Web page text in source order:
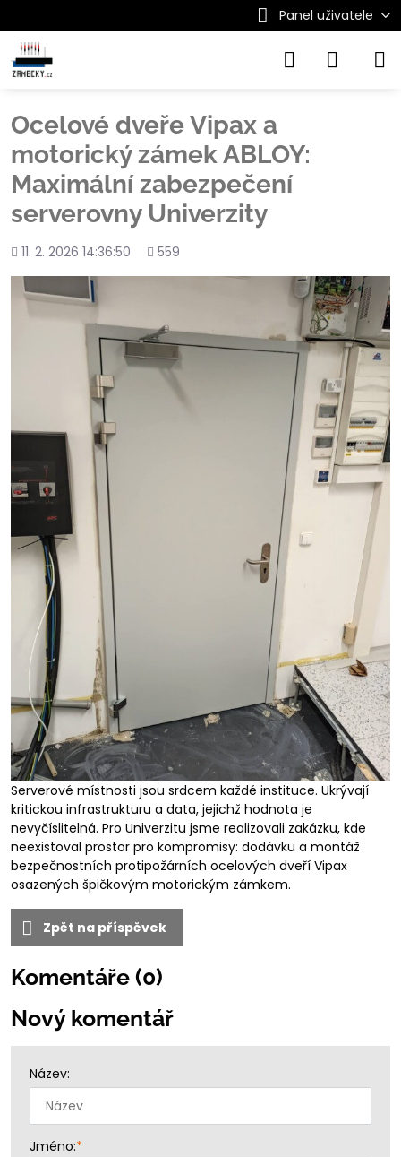
Panel uživatele
Ocelové dveře Vipax a
motorický zámek ABLOY:
Maximální zabezpečení
serverovny Univerzity
Přidáno
11. 2. 2026 14:36:50
Počet
559
Serverové místnosti jsou srdcem každé instituce. Ukrývají
kritickou infrastrukturu a data, jejichž hodnota je
nevyčíslitelná. Pro Univerzitu jsme realizovali zakázku, kde
neexistoval prostor pro kompromisy: dodávku a montáž
bezpečnostních protipožárních ocelových dveří Vipax
osazených špičkovým motorickým zámkem.
Zpět na příspěvek
Komentáře (0)
Nový komentář
Název:
Jméno:*